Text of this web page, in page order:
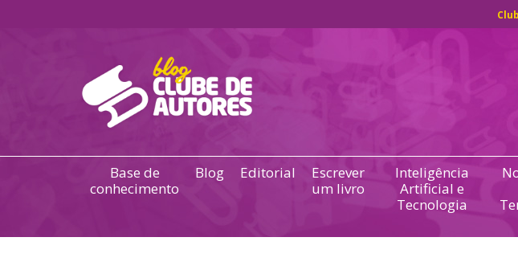
Base de
conhecimento
Blog Editorial
Escrever
um livro
Inteligência
Artificial e
Tecnologia